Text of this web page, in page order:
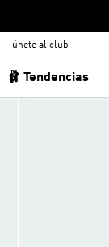
únete al club
🩰 Tendencias